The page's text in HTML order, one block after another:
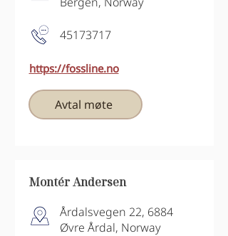
45173717
https://fossline.no
Avtal møte
Montér Andersen
Årdalsvegen 22, 6884
Øvre Årdal, Norway